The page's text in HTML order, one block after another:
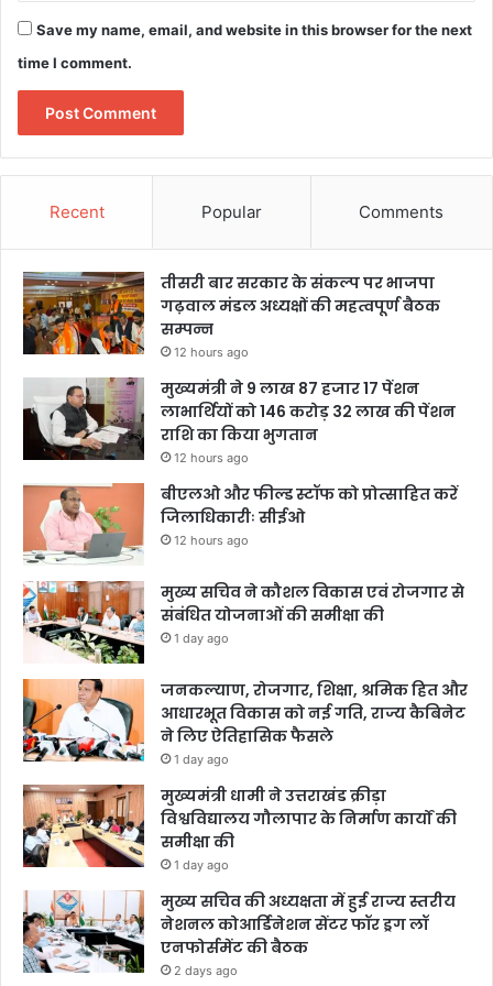
Save my name, email, and website in this browser for the next
time I comment.
Recent Popular Comments
तीसरी बार सरकार के संकल्प पर भाजपा
गढ़वाल मंडल अध्यक्षों की महत्वपूर्ण बैठक
सम्पन्न
12 hours ago
मुख्यमंत्री ने 9 लाख 87 हजार 17 पेंशन
लाभार्थियों को 146 करोड़ 32 लाख की पेंशन
राशि का किया भुगतान
12 hours ago
बीएलओ और फील्ड स्टॉफ को प्रोत्साहित करें
जिलाधिकारीः सीईओ
12 hours ago
मुख्य सचिव ने कौशल विकास एवं रोजगार से
संबंधित योजनाओं की समीक्षा की
1 day ago
जनकल्याण, रोजगार, शिक्षा, श्रमिक हित और
आधारभूत विकास को नई गति, राज्य कैबिनेट
ने लिए ऐतिहासिक फैसले
1 day ago
मुख्यमंत्री धामी ने उत्तराखंड क्रीड़ा
विश्वविद्यालय गौलापार के निर्माण कार्यों की
समीक्षा की
1 day ago
मुख्य सचिव की अध्यक्षता में हुई राज्य स्तरीय
नेशनल कोआर्डिनेशन सेंटर फॉर ड्रग लॉ
एनफोर्समेंट की बैठक
2 days ago